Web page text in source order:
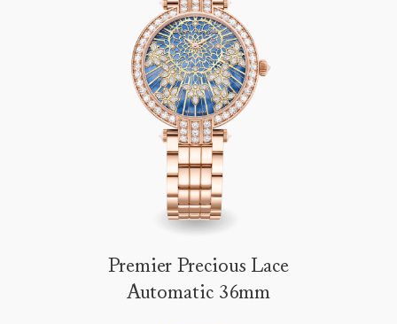
Premier Precious Lace
Automatic 36mm